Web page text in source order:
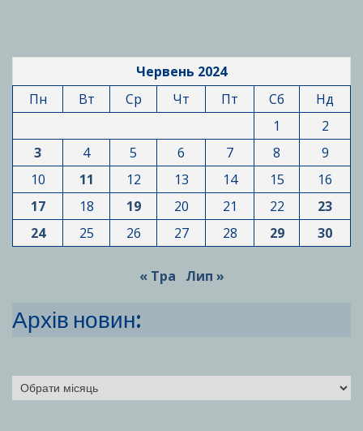
Червень 2024
Пн
Вт Ср Чт Пт Сб
Нд
1
2
3
4 5 6 7 8
9
10
11 12 13 14 15
16
17
18 19 20 21 22
23
24
25 26 27 28 29 30
« Тра Лип »
Архів новин:
Архіви